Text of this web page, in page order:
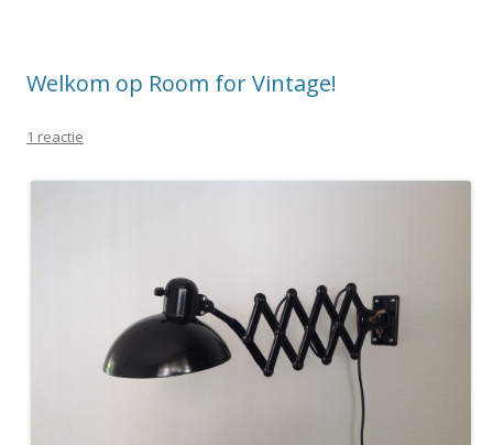
Welkom op Room for Vintage!
1 reactie